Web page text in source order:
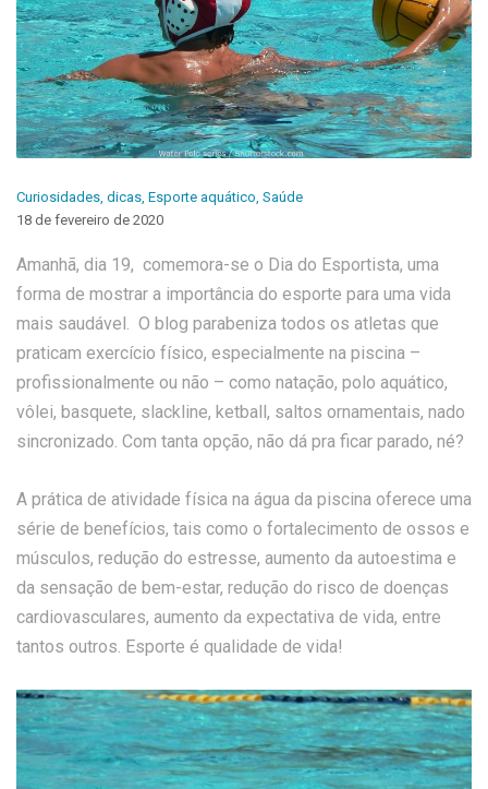
Curiosidades dicas Esporte aquático Saúde
18 de fevereiro de 2020
Amanhã, dia 19, comemora-se o Dia do Esportista, uma
forma de mostrar a importância do esporte para uma vida
mais saudável. O blog parabeniza todos os atletas que
praticam exercício físico, especialmente na piscina –
profissionalmente ou não – como natação, polo aquático,
vôlei, basquete, slackline, ketball, saltos ornamentais, nado
sincronizado. Com tanta opção, não dá pra ficar parado, né?
A prática de atividade física na água da piscina oferece uma
série de benefícios, tais como o fortalecimento de ossos e
músculos, redução do estresse, aumento da autoestima e
da sensação de bem-estar, redução do risco de doenças
cardiovasculares, aumento da expectativa de vida, entre
tantos outros. Esporte é qualidade de vida!